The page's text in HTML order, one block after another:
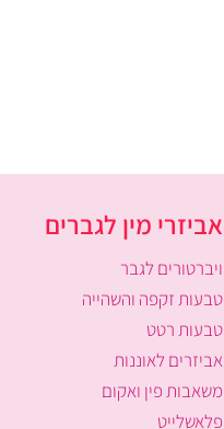
אביזרי מין לגברים
ויברטורים לגבר
טבעות זקפה והשהייה
טבעות רטט
אביזרים לאוננות
משאבות פין ואקום
פלאשלייט